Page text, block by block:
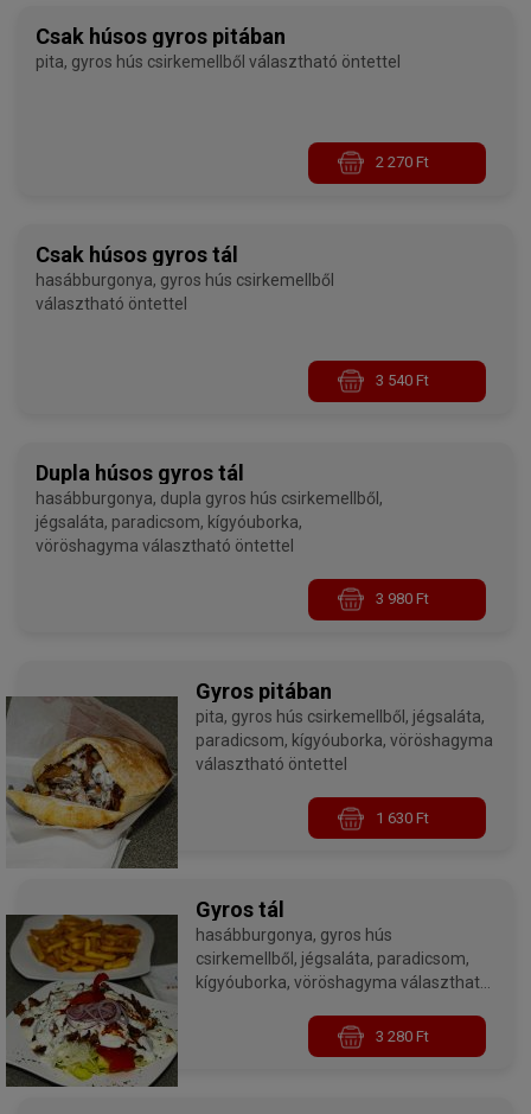
Csak húsos gyros pitában
pita, gyros hús csirkemellből választható öntettel
2 270 Ft
Csak húsos gyros tál
hasábburgonya, gyros hús csirkemellből
választható öntettel
3 540 Ft
Dupla húsos gyros tál
hasábburgonya, dupla gyros hús csirkemellből,
jégsaláta, paradicsom, kígyóuborka,
vöröshagyma választható öntettel
3 980 Ft
Gyros pitában
pita, gyros hús csirkemellből, jégsaláta,
paradicsom, kígyóuborka, vöröshagyma
választható öntettel
1 630 Ft
Gyros tál
hasábburgonya, gyros hús
csirkemellből, jégsaláta, paradicsom,
kígyóuborka, vöröshagyma választható
3 280 Ft